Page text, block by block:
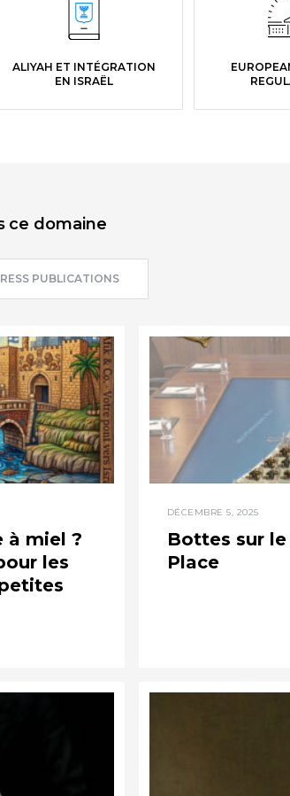
ALIYAH ET INTÉGRATION
EN ISRAËL
ce domaine
PUBLICATIONS
à miel ?
les
DÉCEMBRE 5, 2025
Bottes sur le
Place